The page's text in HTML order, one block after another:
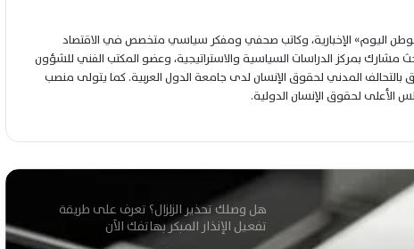
اليوم» الإخبارية، وكاتب صحفي ومفكر سياسي متخصص في الاقتصاد
بمركز الدراسات السياسية والاستراتيجية، وعضو المكتب الفني للشؤون
المدني لحقوق الإنسان لدى جامعة الدول العربية. كما يتولى منصب
الأعلى لحقوق الإنسان الدولية.
الصحة: لا إصابات بفيروس هانتا في مصر
والوضع الوبائي مستقر تمامًا
ويحددون دورهم الرقابي
هل وصلك تحذير الزلزال؟ تعرف على طريقة
تفعيل الإنذار المبكر بهاتفك الآن